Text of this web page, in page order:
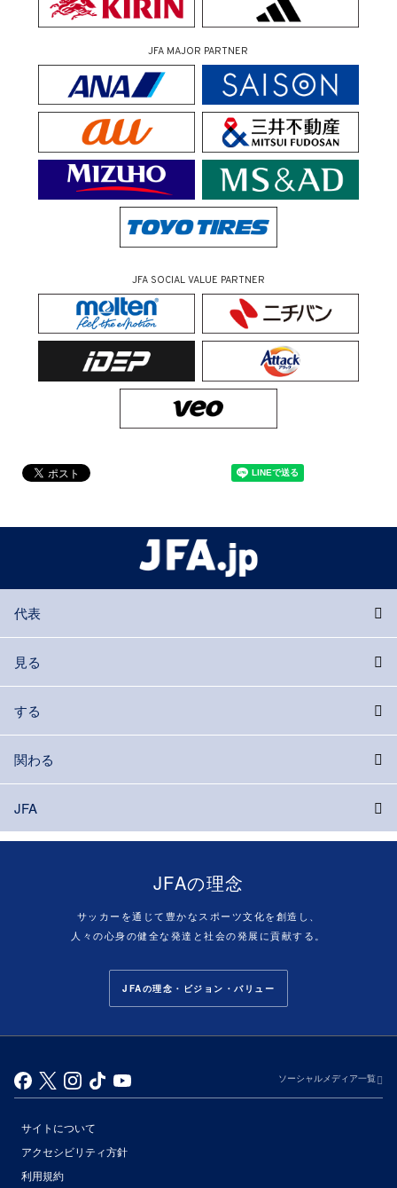
JFA MAJOR PARTNER
JFA SOCIAL VALUE PARTNER
代表
見る
する
関わる
JFA
JFAの理念
サッカーを通じて豊かなスポーツ文化を創造し、
人々の心身の健全な発達と社会の発展に貢献する。
JFAの理念・ビジョン・バリュー
ソーシャルメディア一覧
サイトについて
アクセシビリティ方針
利用規約